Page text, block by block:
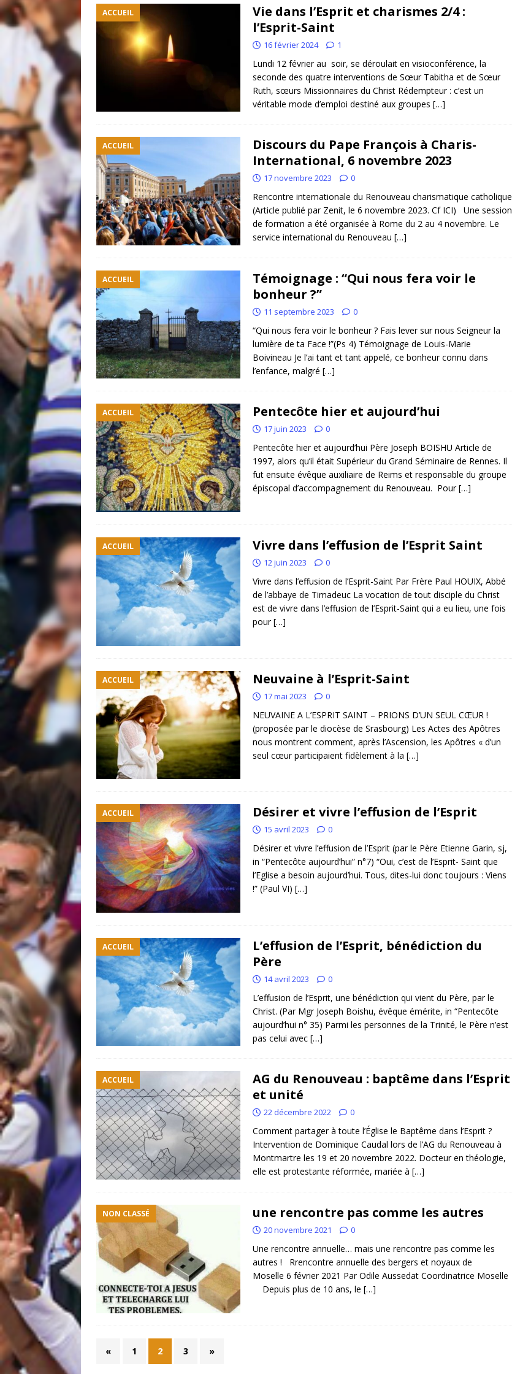
Regards sur l’encyclique “Magnifica Humanitas”. Par le Père Denis Broussat.
ACCUEIL
[ 30 juin 2026 ]
Témoignage : “J’ai eu la grâce d’être visité par Dieu”
GUERISON, DELIVRANCE
[ 5 mai 2021 ]
EDITO : Que votre joie soit parfaite ! Jn 15, 11 ACCOMPAGNEMENT SPIRITUEL
ACCUEIL
Vie dans l’Esprit et charismes 2/4 :
l’Esprit-Saint
16 février 2024 1
Lundi 12 février au soir, se déroulait en visioconférence, la
seconde des quatre interventions de Sœur Tabitha et de Sœur
Ruth, sœurs Missionnaires du Christ Rédempteur : c’est un
véritable mode d’emploi destiné aux groupes […]
ACCUEIL
Discours du Pape François à Charis-
International, 6 novembre 2023
17 novembre 2023 0
Rencontre internationale du Renouveau charismatique catholique
(Article publié par Zenit, le 6 novembre 2023. Cf ICI) Une session
de formation a été organisée à Rome du 2 au 4 novembre. Le
service international du Renouveau […]
ACCUEIL
Témoignage : “Qui nous fera voir le
bonheur ?”
11 septembre 2023 0
“Qui nous fera voir le bonheur ? Fais lever sur nous Seigneur la
lumière de ta Face !”(Ps 4) Témoignage de Louis-Marie
Boivineau Je l’ai tant et tant appelé, ce bonheur connu dans
l’enfance, malgré […]
ACCUEIL Pentecôte hier et aujourd’hui
17 juin 2023 0
Pentecôte hier et aujourd’hui Père Joseph BOISHU Article de
1997, alors qu’il était Supérieur du Grand Séminaire de Rennes. Il
fut ensuite évêque auxiliaire de Reims et responsable du groupe
épiscopal d’accompagnement du Renouveau. Pour[…]
ACCUEIL Vivre dans l’effusion de l’Esprit Saint
12 juin 2023 0
Vivre dans l’effusion de l’Esprit-Saint Par Frère Paul HOUIX, Abbé
de l’abbaye de Timadeuc La vocation de tout disciple du Christ
est de vivre dans l’effusion de l’Esprit-Saint qui a eu lieu, une fois
pour[…]
ACCUEIL Neuvaine à l’Esprit-Saint
17 mai 2023 0
NEUVAINE A L’ESPRIT SAINT – PRIONS D’UN SEUL CŒUR !
(proposée par le diocèse de Srasbourg) Les Actes des Apôtres
nous montrent comment, après l’Ascension, les Apôtres « d’un
seul cœur participaient fidèlement à la […]
ACCUEIL Désirer et vivre l’effusion de l’Esprit
15 avril 2023 0
Désirer et vivre l’effusion de l’Esprit (par le Père Etienne Garin, sj,
in “Pentecôte aujourd’hui” n°7) “Oui, c’est de l’Esprit- Saint que
l’Eglise a besoin aujourd’hui. Tous, dites-lui donc toujours : Viens
!” (Paul VI) […]
ACCUEIL
L’effusion de l’Esprit, bénédiction du
Père
14 avril 2023 0
L’effusion de l’Esprit, une bénédiction qui vient du Père, par le
Christ. (Par Mgr Joseph Boishu, évêque émérite, in “Pentecôte
aujourd’hui n° 35) Parmi les personnes de la Trinité, le Père n’est
pas celui avec […]
ACCUEIL
AG du Renouveau : baptême dans l’Esprit
et unité
22 décembre 2022 0
Comment partager à toute l’Église le Baptême dans l’Esprit ?
Intervention de Dominique Caudal lors de l’AG du Renouveau à
Montmartre les 19 et 20 novembre 2022. Docteur en théologie,
elle est protestante réformée, mariée à […]
NON CLASSÉ une rencontre pas comme les autres
20 novembre 2021 0
Une rencontre annuelle… mais une rencontre pas comme les
autres ! Rrencontre annuelle des bergers et noyaux de
Moselle 6 février 2021 Par Odile Aussedat Coordinatrice Moselle
Depuis plus de 10 ans, le […]
« 1 2 3 »